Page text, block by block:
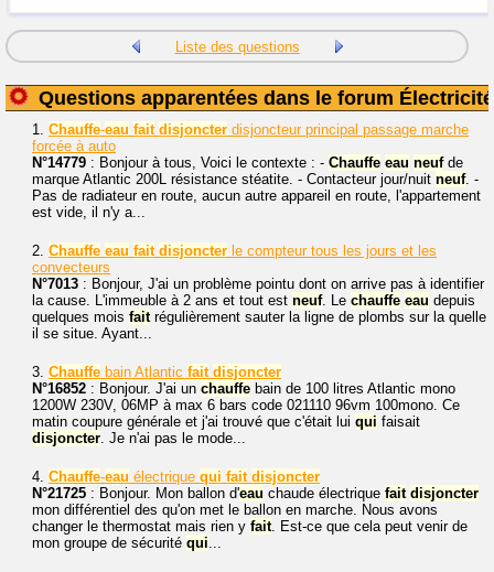
Liste des questions
Questions apparentées dans le forum Électricité
1. Chauffe-eau fait disjoncter disjoncteur principal passage marche
forcée à auto
N°14779 : Bonjour à tous, Voici le contexte : - Chauffe eau neufde
marque Atlantic 200L résistance stéatite. - Contacteur jour/nuit neuf. -
Pas de radiateur en route, aucun autre appareil en route, l'appartement
est vide, il n'y a...
2. Chauffe eau fait disjoncter le compteur tous les jours et les
convecteurs
N°7013 : Bonjour, J'ai un problème pointu dont on arrive pas à identifier
la cause. L'immeuble à 2 ans et tout est neuf. Le chauffe eau depuis
quelques mois faitrégulièrement sauter la ligne de plombs sur la quelle
il se situe. Ayant...
3. Chauffe bain Atlantic fait disjoncter
N°16852 : Bonjour. J'ai un chauffe bain de 100 litres Atlantic mono
1200W 230V, 06MP à max 6 bars code 021110 96vm 100mono. Ce
matin coupure générale et j'ai trouvé que c'était lui qui faisait
disjoncter. Je n'ai pas le mode...
4. Chauffe-eau électrique qui fait disjoncter
N°21725 : Bonjour. Mon ballon d'eau chaude électrique fait disjoncter
mon différentiel des qu'on met le ballon en marche. Nous avons
changer le thermostat mais rien y fait. Est-ce que cela peut venir de
mon groupe de sécurité qui...